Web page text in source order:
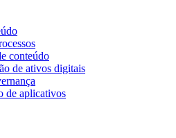
conteúdo
de ativos digitais
de aplicativos